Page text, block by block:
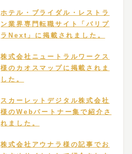
ホテル・ブライダル・レストラ
ン業界専門転職サイト「バリプ
ラNext」に掲載されました。
株式会社ニュートラルワークス
様のカオスマップに掲載されま
した。
スカーレットデジタル株式会社
様のWebパートナー集で紹介さ
れました。
株式会社アウナラ様の記事でお